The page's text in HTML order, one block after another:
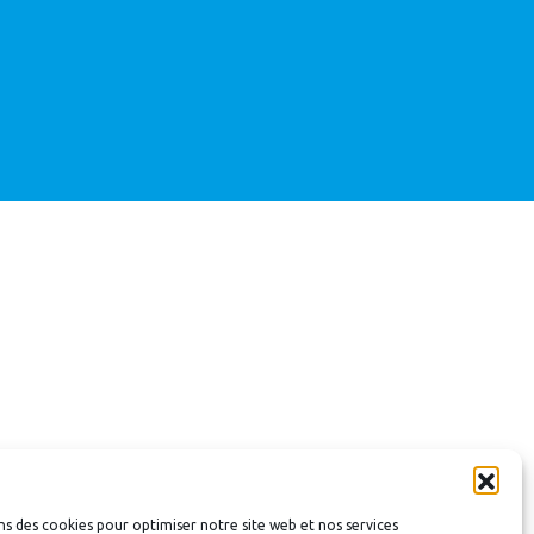
des cookies pour optimiser notre site web et nos services